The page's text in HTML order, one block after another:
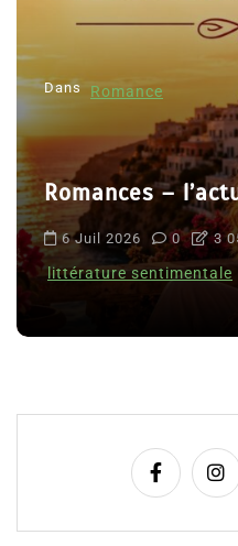
Dans Romance
Romances –
6 Juil 2026 0 3
littérature sentimentale